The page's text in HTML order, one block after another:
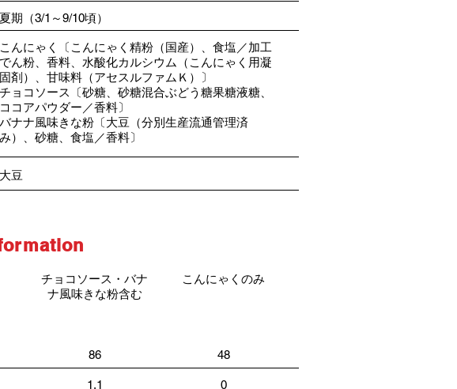
夏期（3/1～9/10頃）
こんにゃく〔こんにゃく精粉（国産）、食塩／加工
でん粉、香料、水酸化カルシウム（こんにゃく用凝
固剤）、甘味料（アセスルファムＫ）〕
チョコソース〔砂糖、砂糖混合ぶどう糖果糖液糖、
ココアパウダー／香料〕
バナナ風味きな粉〔大豆（分別生産流通管理済
み）、砂糖、食塩／香料〕
大豆
チョコソース・バナ
ナ風味きな粉含む
こんにゃくのみ
86 48
1.1 0